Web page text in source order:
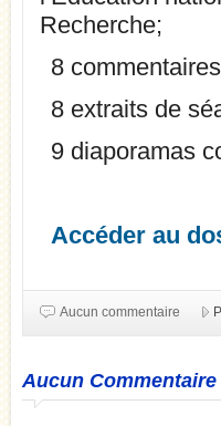
Recherche;
8
8 extraits de
9 diaporamas
Accéder au
Aucun commentaire
Aucun Commentaire